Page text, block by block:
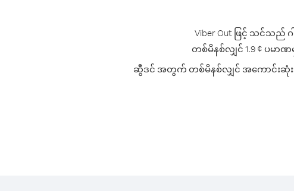
Viber Out ဖြင့် သင်သည်
တစ်မိနစ်လျှင် 1.9 ¢ ပမာ
ဆွီဒင် အတွက် တစ်မိနစ်လျှင် အကောင်းဆုံး